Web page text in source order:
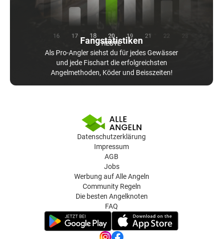
Fangstatistiken
Als Pro-Angler siehst du für jedes Gewässer
und jede Fischart die erfolgreichsten
Angelmethoden, Köder und Beisszeiten!
Datenschutzerklärung
Impressum
AGB
Jobs
Werbung auf Alle Angeln
Community Regeln
Die besten Angelknoten
FAQ